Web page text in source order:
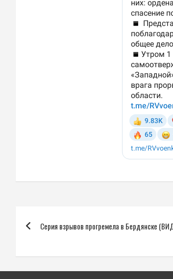
Навигация
по
записям
Серия взрывов прогремела в Бердянске